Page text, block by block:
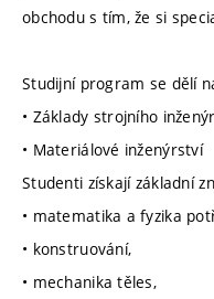
obchodu s tím, že si
Studijní program se dělí
• Základy strojního
• Materiálové inženýrství
Studenti získají základní
• matematika a fyzika
• konstruování,
• mechanika těles,